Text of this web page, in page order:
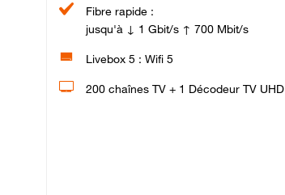
Fibre rapide :
jusqu'à ↓ 1 Gbit/s ↑ 700 Mbit/s
Livebox 5 : Wifi 5
200 chaînes TV + 1 Décodeur TV UHD